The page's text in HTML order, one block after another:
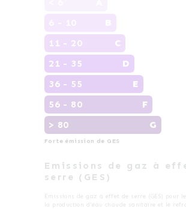
C
11 - 20
D
21 - 35
E
36 - 55
F
56 - 80
G
> 80
Forte émission de GES
Emissions de gaz à
serre (GES)
Emissions de gaz à effet de serre (GES) pour
la production d'eau chaude sanitaire et le